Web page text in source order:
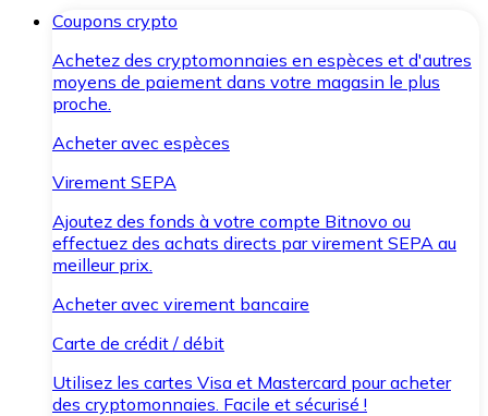
Coupons crypto
Achetez des cryptomonnaies en espèces et d'autres
moyens de paiement dans votre magasin le plus
proche.
Acheter avec espèces
Virement SEPA
Ajoutez des fonds à votre compte Bitnovo ou
effectuez des achats directs par virement SEPA au
meilleur prix.
Acheter avec virement bancaire
Carte de crédit / débit
Utilisez les cartes Visa et Mastercard pour acheter
des cryptomonnaies. Facile et sécurisé !